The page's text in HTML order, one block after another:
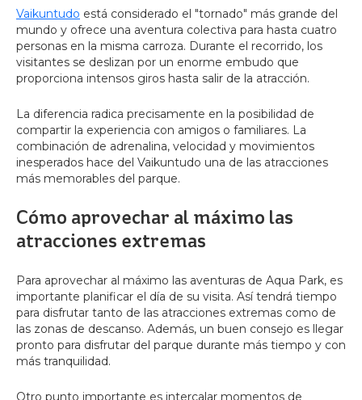
Vaikuntudo está considerado el "tornado" más grande del
mundo y ofrece una aventura colectiva para hasta cuatro
personas en la misma carroza. Durante el recorrido, los
visitantes se deslizan por un enorme embudo que
proporciona intensos giros hasta salir de la atracción.
La diferencia radica precisamente en la posibilidad de
compartir la experiencia con amigos o familiares. La
combinación de adrenalina, velocidad y movimientos
inesperados hace del Vaikuntudo una de las atracciones
más memorables del parque.
Cómo aprovechar al máximo las
atracciones extremas
Para aprovechar al máximo las aventuras de Aqua Park, es
importante planificar el día de su visita. Así tendrá tiempo
para disfrutar tanto de las atracciones extremas como de
las zonas de descanso. Además, un buen consejo es llegar
pronto para disfrutar del parque durante más tiempo y con
más tranquilidad.
Otro punto importante es intercalar momentos de